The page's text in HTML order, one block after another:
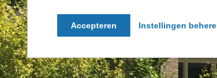
Accepteren Instellingen